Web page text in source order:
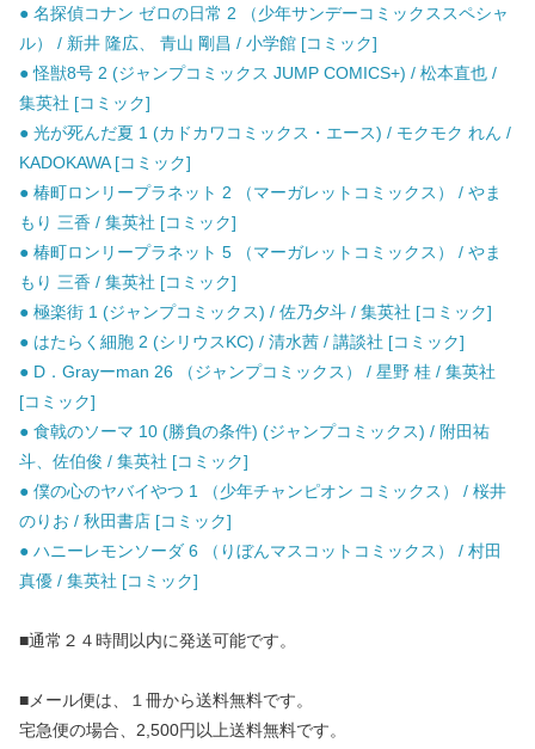
● 名探偵コナン ゼロの日常 2 （少年サンデーコミックススペシャ
ル） / 新井 隆広、 青山 剛昌 / 小学館 [コミック]
● 怪獣8号 2 (ジャンプコミックス JUMP COMICS+) / 松本直也 /
集英社 [コミック]
● 光が死んだ夏 1 (カドカワコミックス・エース) / モクモク れん /
KADOKAWA [コミック]
● 椿町ロンリープラネット 2 （マーガレットコミックス） / やま
もり 三香 / 集英社 [コミック]
● 椿町ロンリープラネット 5 （マーガレットコミックス） / やま
もり 三香 / 集英社 [コミック]
● 極楽街 1 (ジャンプコミックス) / 佐乃夕斗 / 集英社 [コミック]
● はたらく細胞 2 (シリウスKC) / 清水茜 / 講談社 [コミック]
● D．Grayーman 26 （ジャンプコミックス） / 星野 桂 / 集英社
[コミック]
● 食戟のソーマ 10 (勝負の条件) (ジャンプコミックス) / 附田祐
斗、佐伯俊 / 集英社 [コミック]
● 僕の心のヤバイやつ 1 （少年チャンピオン コミックス） / 桜井
のりお / 秋田書店 [コミック]
● ハニーレモンソーダ 6 （りぼんマスコットコミックス） / 村田
真優 / 集英社 [コミック]
■通常２４時間以内に発送可能です。
■メール便は、１冊から送料無料です。
宅急便の場合、2,500円以上送料無料です。